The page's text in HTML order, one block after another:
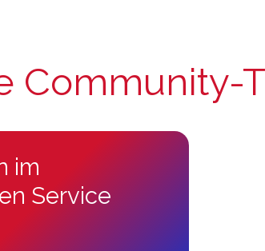
Community-
im
Service